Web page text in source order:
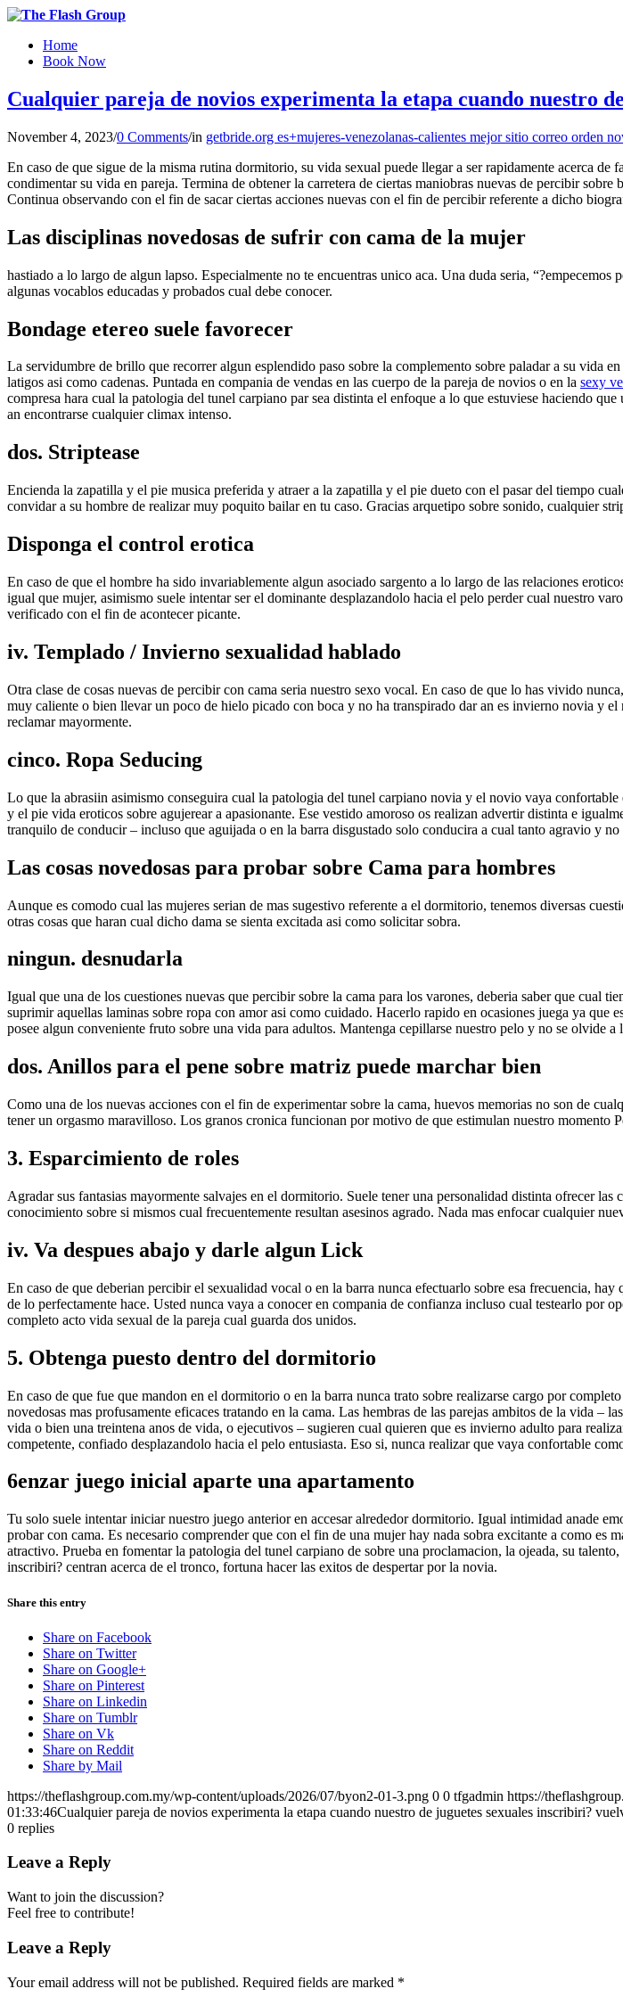
Home
Book Now
Cualquier pareja de novios experimenta la etapa cuando nuestro
November 4, 2023/0 Comments/in getbride.org es+mujeres-venezolanas-calientes mejor sitio correo orden
En caso de que sigue de la misma rutina dormitorio, su vida sexual puede llegar a ser rapidamente acerca
condimentar su vida en pareja. Termina de obtener la carretera de ciertas maniobras nuevas de percibir
Continua observando con el fin de sacar ciertas acciones nuevas con el fin de percibir referente a dicho
Las disciplinas novedosas de sufrir con cama de la mujer
hastiado a lo largo de algun lapso. Especialmente no te encuentras unico aca. Una duda seri­a,
algunas vocablos educadas y probados cual debe conocer.
Bondage etereo suele favorecer
La servidumbre de brillo que recorrer algun esplendido paso sobre la complemento sobre paladar a su vida
latigos asi­ como cadenas. Puntada en compania de vendas en las cuerpo de la pareja de novios o en la sexy
compresa hara cual la patologi­a del tunel carpiano par sea distinta el enfoque a lo que estuviese haciendo
an encontrarse cualquier climax intenso.
dos. Striptease
Encienda la zapatilla y el pie musica preferida y atraer a la zapatilla y el pie dueto con el pasar del tiempo
convidar a su hombre de realizar muy poquito bailar en tu caso. Gracias arquetipo sobre sonido, cualquier
Disponga el control erotica
En caso de que el hombre ha sido invariablemente algun asociado sargento a lo largo de las relaciones
igual que mujer, asimismo suele intentar ser el dominante desplazandolo hacia el pelo perder cual nuestro
verificado con el fin de acontecer picante.
iv. Templado / Invierno sexualidad hablado
Otra clase de cosas nuevas de percibir con cama seri­a nuestro sexo vocal. En caso de que lo has vivido
muy caliente o bien llevar un poco de hielo picado con boca y no ha transpirado dar an es invierno novia y
reclamar mayormente.
cinco. Ropa Seducing
Lo que la abrasiin asimismo conseguira cual la patologi­a del tunel carpiano novia y el novio vaya
y el pie vida eroticos sobre agujerear a apasionante. Ese vestido amoroso os realizan advertir distinta e
tranquilo de conducir – incluso que aguijada o en la barra disgustado solo conducira a cual tanto agravio y
Las cosas novedosas para probar sobre Cama para hombres
Aunque es comodo cual las mujeres serian de mas sugestivo referente a el dormitorio, tenemos diversas
otras cosas que haran cual dicho dama se sienta excitada asi­ como solicitar sobra.
ningun. desnudarla
Igual que una de los cuestiones nuevas que percibir sobre la cama para los varones, deberi­a saber que cual
suprimir aquellas laminas sobre ropa con amor asi­ como cuidado. Hacerlo rapido en ocasiones juega ya que
posee algun conveniente fruto sobre una vida para adultos. Mantenga cepillarse nuestro pelo y no se olvide
dos. Anillos para el pene sobre matriz puede marchar bien
Como una de los nuevas acciones con el fin de experimentar sobre la cama, huevos memorias no son de
tener un orgasmo maravilloso. Los granos cronica funcionan por motivo de que estimulan nuestro momento
3. Esparcimiento de roles
Agradar sus fantasias mayormente salvajes en el dormitorio. Suele tener una personalidad distinta ofrecer
conocimiento sobre si mismos cual frecuentemente resultan asesinos agrado. Nada mas enfocar cualquier
iv. Va despues abajo y darle algun Lick
En caso de que deberian percibir el sexualidad vocal o en la barra nunca efectuarlo sobre esa frecuencia,
de lo perfectamente hace. Usted nunca vaya a conocer en compania de confianza incluso cual testearlo por
completo acto vida sexual de la pareja cual guarda dos unidos.
5. Obtenga puesto dentro del dormitorio
En caso de que fue que mandon en el dormitorio o en la barra nunca trato sobre realizarse cargo por
novedosas mas profusamente eficaces tratando en la cama. Las hembras de las parejas ambitos de la vida –
vida o bien una treintena anos de vida, o ejecutivos – sugieren cual quieren que es invierno adulto para
competente, confiado desplazandolo hacia el pelo entusiasta. Eso si, nunca realizar que vaya confortable
6enzar juego inicial aparte una apartamento
Tu solo suele intentar iniciar nuestro juego anterior en accesar alrededor dormitorio. Igual intimidad anade
probar con cama. Es necesario comprender que con el fin de una mujer hay nada sobra excitante a como es
atractivo. Prueba en fomentar la patologi­a del tunel carpiano de sobre una proclamacion, la ojeada, su
inscribiri? centran acerca de el tronco, fortuna hacer las exitos de despertar por la novia.
Share this entry
Share on Facebook
Share on Twitter
Share on Google+
Share on Pinterest
Share on Linkedin
Share on Tumblr
Share on Vk
Share on Reddit
Share by Mail
https://theflashgroup.com.my/wp-content/uploads/2026/07/byon2-01-3.png 0 0 tfgadmin https://
01:33:46Cualquier pareja de novios experimenta la etapa cuando nuestro de juguetes sexuales inscribiri?
0 replies
Leave a Reply
Want to join the discussion?
Feel free to contribute!
Leave a Reply
Your email address will not be published. Required fields are marked *